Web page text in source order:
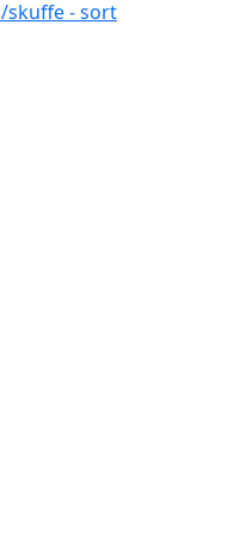
skuffe - sort